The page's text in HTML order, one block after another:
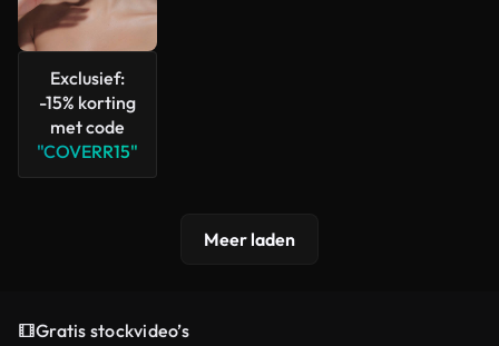
Exclusief:
-15% korting
met code
"COVERR15"
Meer laden
Gratis stockvideo’s